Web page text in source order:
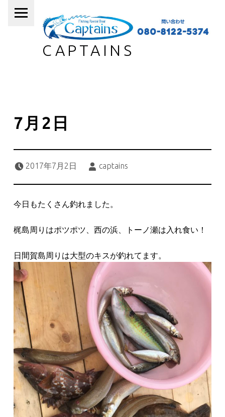
CAPTAINS
7月2日
2017年7月2日
captains
今日もたくさん釣れました。
梶島周りはポツポツ、西の浜、トーノ瀬は入れ食い！
日間賀島周りは大型のキスが釣れてます。